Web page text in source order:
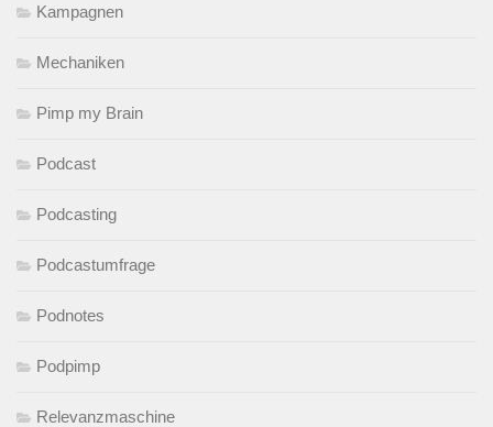
Kampagnen
Mechaniken
Pimp my Brain
Podcast
Podcasting
Podcastumfrage
Podnotes
Podpimp
Relevanzmaschine